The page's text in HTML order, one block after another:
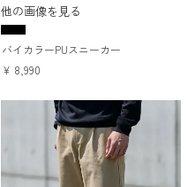
他の画像を見る
バイカラーPUスニーカー
¥ 8,990